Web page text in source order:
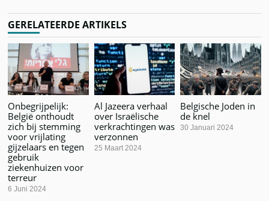
GERELATEERDE ARTIKELS
Onbegrijpelijk:
België onthoudt
zich bij stemming
voor vrijlating
gijzelaars en tegen
gebruik
ziekenhuizen voor
terreur
6 Juni 2024
Al Jazeera verhaal
over Israëlische
verkrachtingen was
verzonnen
25 Maart 2024
Belgische Joden in
de knel
30 Januari 2024